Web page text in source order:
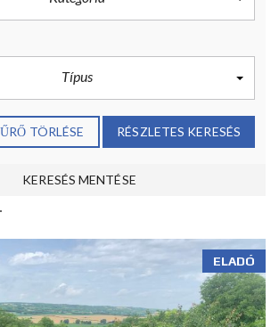
Típus
TÖRLÉSE RÉSZLETES KERESÉS
KERESÉS MENTÉSE
ELADÓ